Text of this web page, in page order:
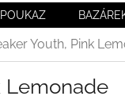
POUKAZ
Youth, Pink
Lemonade